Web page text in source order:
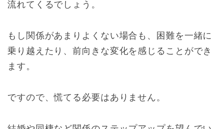
流れてくるでしょう。
もし関係があまりよくない場合も、困難を一緒に
乗り越えたり、前向きな変化を感じることができ
ます。
ですので、慌てる必要はありません。